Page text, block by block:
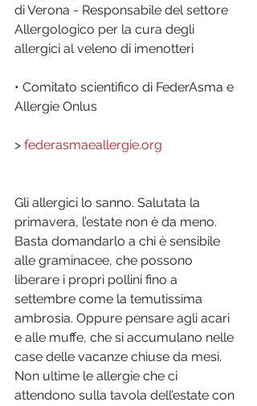
di Verona - Responsabile del settore
Allergologico per la cura degli
allergici al veleno di imenotteri
• Comitato scientifico di FederAsma e
Allergie Onlus
> federasmaeallergie.org
Gli allergici lo sanno. Salutata la
primavera, l’estate non è da meno.
Basta domandarlo a chi è sensibile
alle graminacee, che possono
liberare i propri pollini fino a
settembre come la temutissima
ambrosia. Oppure pensare agli acari
e alle muffe, che si accumulano nelle
case delle vacanze chiuse da mesi.
Non ultime le allergie che ci
attendono sulla tavola dell’estate con